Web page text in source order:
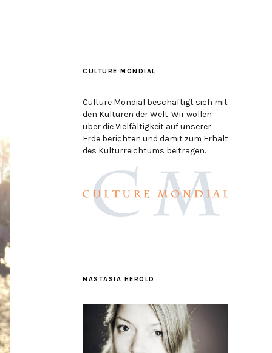
CULTURE MONDIAL
Culture Mondial beschäftigt sich mit
den Kulturen der Welt. Wir wollen
über die Vielfältigkeit auf unserer
Erde berichten und damit zum Erhalt
des Kulturreichtums beitragen.
NASTASIA HEROLD